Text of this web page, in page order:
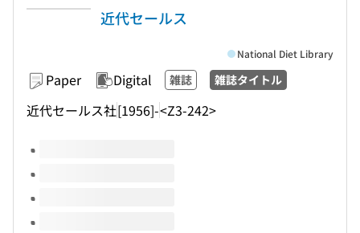
近代セールス
Paper Digital 雑誌 雑誌タイトル
近代セールス社[1956]-<Z3-242>
National Diet Library
Volumes of this title